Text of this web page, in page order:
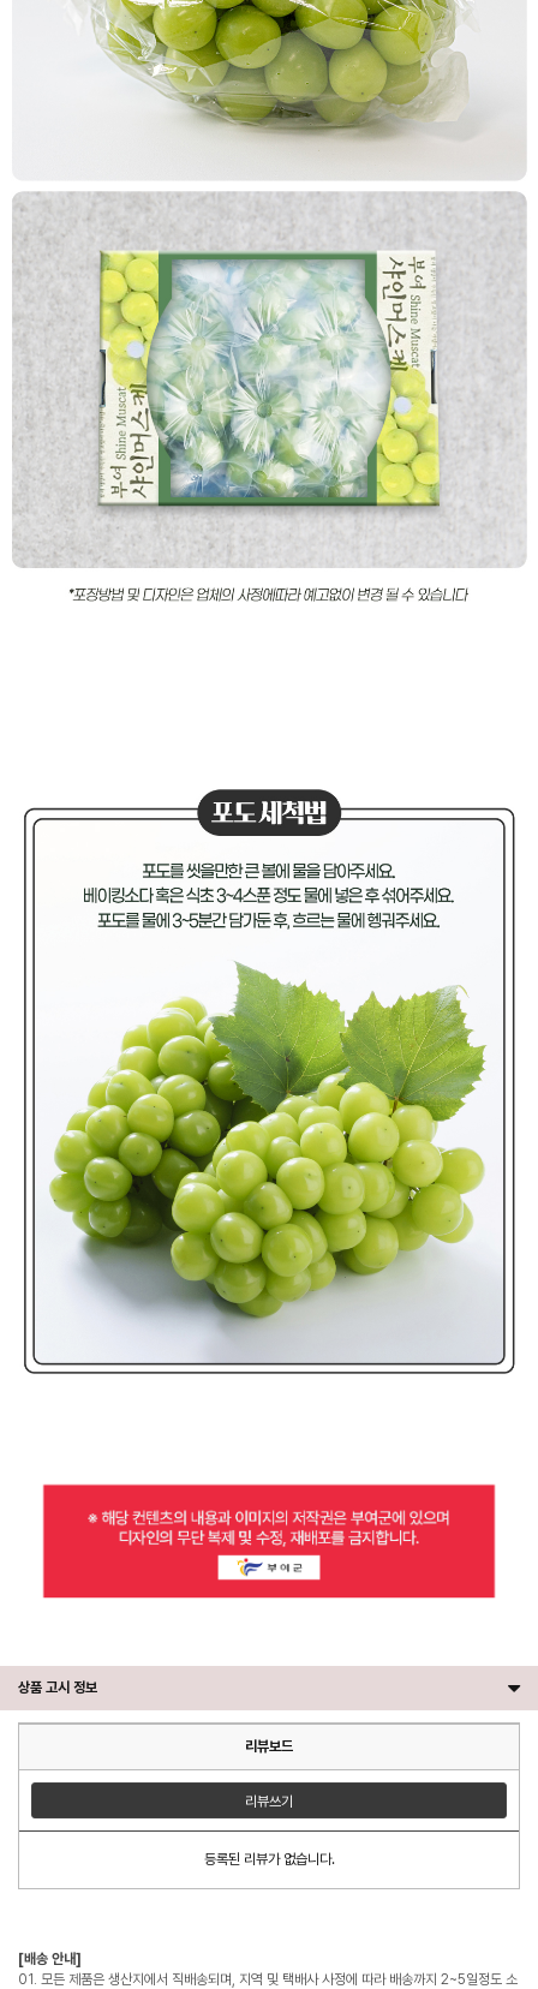
상품 고시 정보
리뷰보드
리뷰쓰기
등록된 리뷰가 없습니다.
[배송 안내]
01. 모든 제품은 생산지에서 직배송되며, 지역 및 택배사 사정에 따라 배송까지 2~5일정도 소